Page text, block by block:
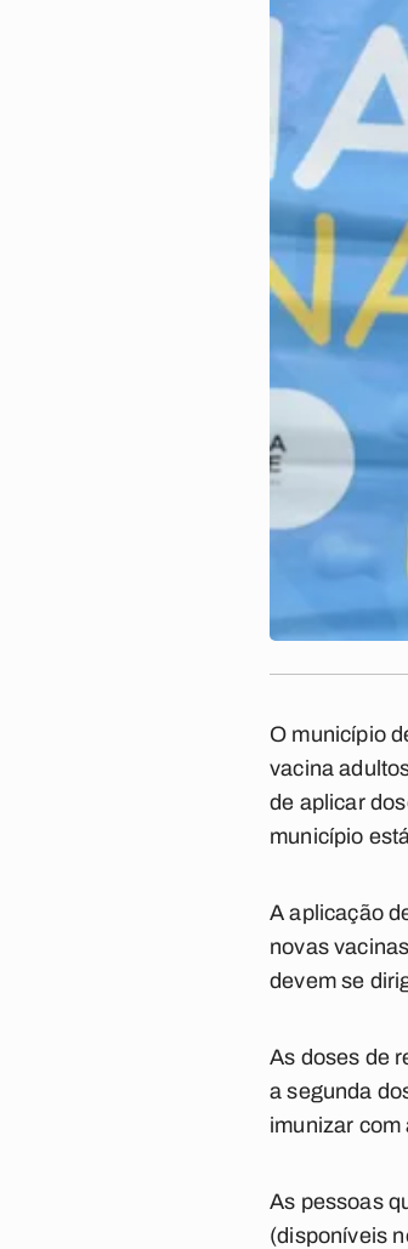
O município
vacina
de aplicar
município
A aplicação
novas
devem se
As doses de
a segunda
imunizar com
As pessoas
(disponíveis